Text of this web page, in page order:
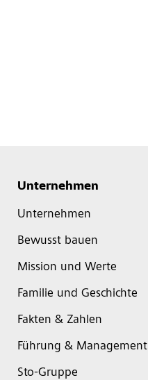
Unternehmen
Unternehmen
Bewusst bauen
Mission und Werte
Familie und Geschichte
Fakten & Zahlen
Führung & Management
Sto-Gruppe